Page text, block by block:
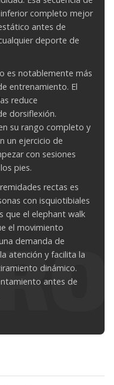
completo mejor
antes de
deporte de
es notablemente más
entrenamiento. El
reduce
dorsiflexión.
su rango completo y
un ejercicio de
con sesiones
pies.
rectas es
con isquiotibiales
que el elephant walk
el movimiento
demanda de
atención y facilita la
dinámico.
antes de